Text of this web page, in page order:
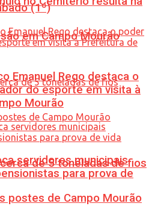
em Campo Mourão
de 5 toneladas de fios
postes de Campo Mourão
(1º)
Emanuel Rego destaca o
do esporte em visita à
Mourão
servidores municipais
para prova de